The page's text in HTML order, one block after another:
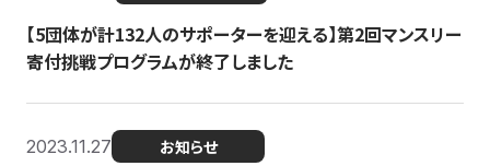
【5団体が計132人のサポーターを迎える】第2回マンスリー
寄付挑戦プログラムが終了しました
2023.11.27 お知らせ